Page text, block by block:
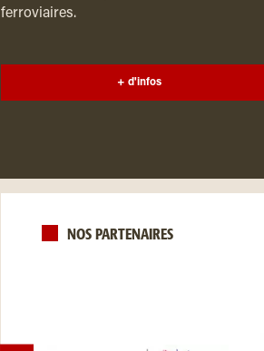
ferroviaires.
+ d'infos
NOS PARTENAIRES